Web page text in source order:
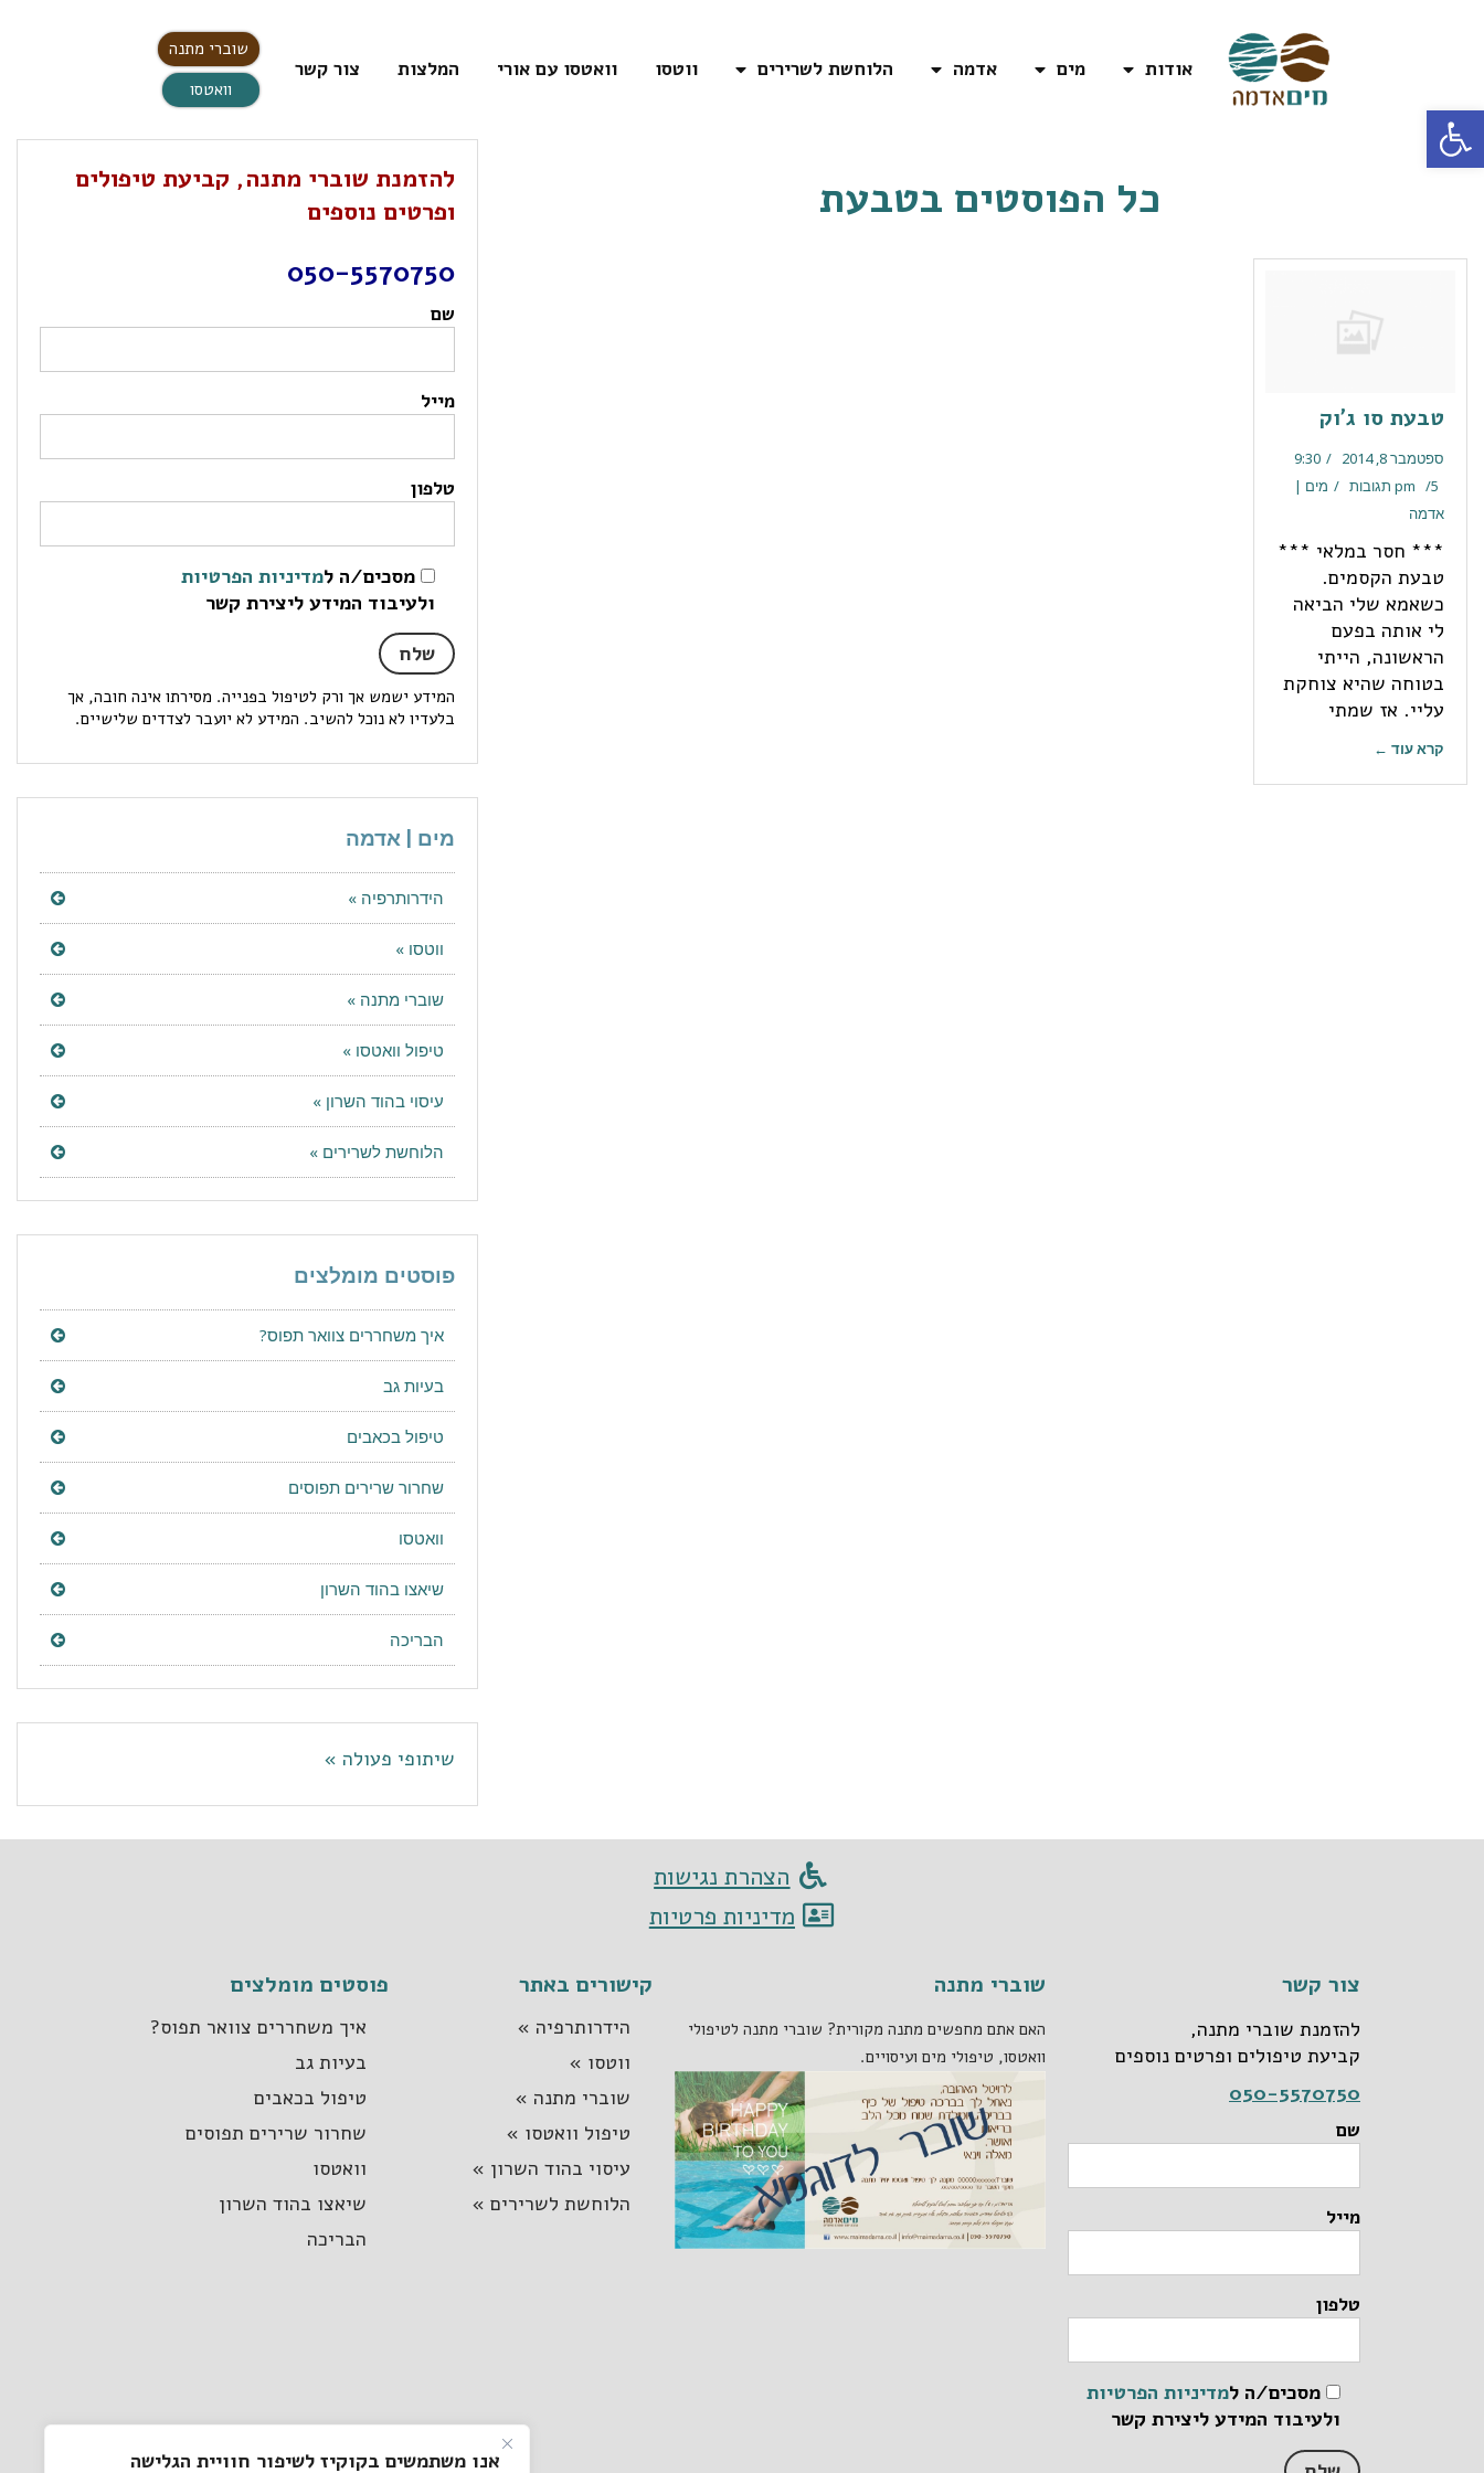
פתח סרגל נגישות
אנו משתמשים בקוקיז לשיפור חוויית הגלישה
אודות מים אדמה הלוחשת לשרירים ווטסו וואטסו עם אורי המלצות צור קשר
שוברי מתנה
וואטסו
כל הפוסטים בטבעת
טבעת סו ג'וק
ספטמבר 8, 2014
9:30
pm
5 תגובות
מים |
אדמה
*** חסר במלאי ***
טבעת הקסמים.
כשאמא שלי הביאה
לי אותה בפעם
הראשונה, הייתי
בטוחה שהיא צוחקת
עליי. אז שמתי
קרא עוד ←
להזמנת שוברי מתנה, קביעת טיפולים
ופרטים נוספים
050-5570750
שם
מייל
טלפון
מסכים/ה למדיניות הפרטיות
ולעיבוד המידע ליצירת קשר
המידע ישמש אך ורק לטיפול בפנייה. מסירתו אינה חובה, אך
בלעדיו לא נוכל להשיב. המידע לא יועבר לצדדים שלישיים.
מים | אדמה
הידרותרפיה »
ווטסו »
שוברי מתנה »
טיפול וואטסו »
עיסוי בהוד השרון »
הלוחשת לשרירים »
פוסטים מומלצים
איך משחררים צוואר תפוס?
בעיות גב
טיפול בכאבים
שחרור שרירים תפוסים
וואטסו
שיאצו בהוד השרון
הבריכה
שיתופי פעולה »
הצהרת נגישות
מדיניות פרטיות
צור קשר
להזמנת שוברי מתנה,
קביעת טיפולים ופרטים נוספים
050-5570750
שם
מייל
טלפון
מסכים/ה למדיניות הפרטיות
ולעיבוד המידע ליצירת קשר
שוברי מתנה
האם אתם מחפשים מתנה מקורית? שוברי מתנה לטיפולי
וואטסו, טיפולי מים ועיסויים.
קישורים באתר
הידרותרפיה »
ווטסו »
שוברי מתנה »
טיפול וואטסו »
עיסוי בהוד השרון »
הלוחשת לשרירים »
פוסטים מומלצים
איך משחררים צוואר תפוס?
בעיות גב
טיפול בכאבים
שחרור שרירים תפוסים
וואטסו
שיאצו בהוד השרון
הבריכה